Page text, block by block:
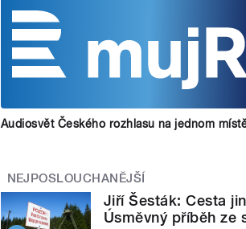
Audiosvět Českého rozhlasu na jednom
NEJPOSLOUCHANĚJŠÍ
Jiří Šesták: Cesta
Úsměvný příběh ze